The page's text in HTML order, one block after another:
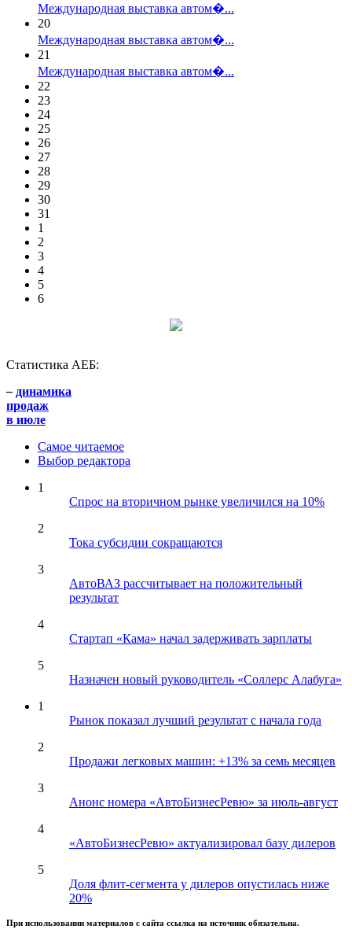
Международная выставка автом�...
20
Международная выставка автом�...
21
Международная выставка автом�...
22
23
24
25
26
27
28
29
30
31
1
2
3
4
5
6
Статистика АЕБ:
– динамика
продаж
в июле
Самое читаемое
Выбор редактора
1
Спрос на вторичном рынке увеличился на 10%
2
Тока субсидии сокращаются
3
АвтоВАЗ рассчитывает на положительный
результат
4
Стартап «Кама» начал задерживать зарплаты
5
Назначен новый руководитель «Соллерс Алабуга»
1
Рынок показал лучший результат с начала года
2
Продажи легковых машин: +13% за семь месяцев
3
Анонс номера «АвтоБизнесРевю» за июль-август
4
«АвтоБизнесРевю» актуализировал базу дилеров
5
Доля флит-сегмента у дилеров опустилась ниже
20%
При использовании материалов с сайта ссылка на источник обязательна.